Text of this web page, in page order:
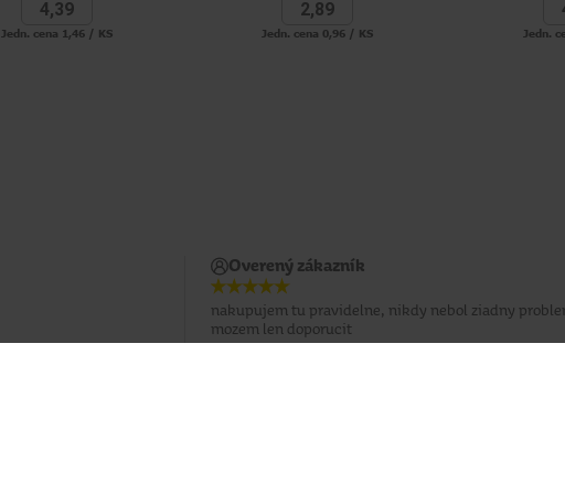
4,39
Jedn. cena 1,46 / KS
2,89
Jedn. cena 0,96 / KS Jedn.
Overený zákazník
nakupujem tu pravidelne, nikdy nebol ziadny
mozem len doporucit